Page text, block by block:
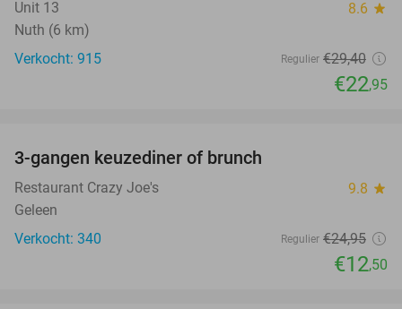
Unit 13 8.6 star
Nuth (6 km)
Verkocht: 915
Regulier €29,40
€22,95
3-gangen keuzediner of brunch
Restaurant Crazy Joe's 9.8 star
Geleen
Verkocht: 340
Regulier €24,95
€12,50